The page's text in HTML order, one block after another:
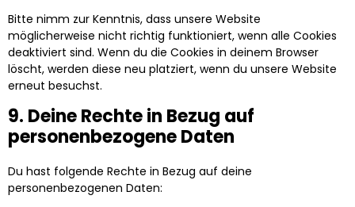
Bitte nimm zur Kenntnis, dass unsere Website
möglicherweise nicht richtig funktioniert, wenn alle Cookies
deaktiviert sind. Wenn du die Cookies in deinem Browser
löscht, werden diese neu platziert, wenn du unsere Website
erneut besuchst.
9. Deine Rechte in Bezug auf
personenbezogene Daten
Du hast folgende Rechte in Bezug auf deine
personenbezogenen Daten: